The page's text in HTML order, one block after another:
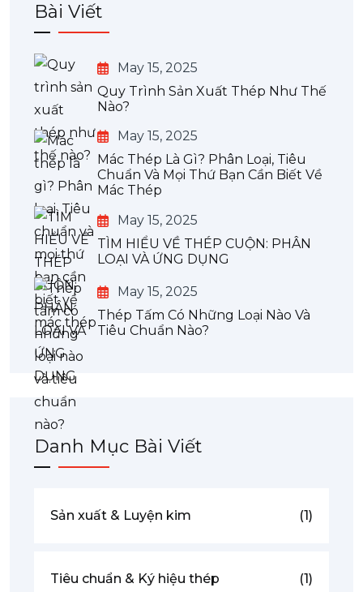
Bài Viết
May 15, 2025
Quy Trình Sản Xuất Thép Như Thế
Nào?
May 15, 2025
Mác Thép Là Gì? Phân Loại, Tiêu
Chuẩn Và Mọi Thứ Bạn Cần Biết Về
Mác Thép
May 15, 2025
TÌM HIỂU VỀ THÉP CUỘN: PHÂN
LOẠI VÀ ỨNG DỤNG
May 15, 2025
Thép Tấm Có Những Loại Nào Và
Tiêu Chuẩn Nào?
Danh Mục Bài Viết
Sản xuất & Luyện kim (1)
Tiêu chuẩn & Ký hiệu thép (1)